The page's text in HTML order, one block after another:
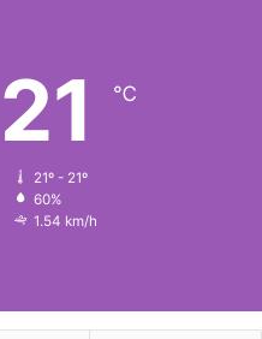
21 ℃
21º - 21º
60%
1.54 km/h